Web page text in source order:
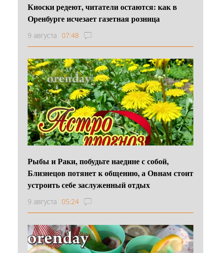
Киоски редеют, читатели остаются: как в
Оренбурге исчезает газетная розница
9 августа 07:48
Рыбы и Раки, побудьте наедине с собой,
Близнецов потянет к общению, а Овнам стоит
устроить себе заслуженный отдых
9 августа 05:24